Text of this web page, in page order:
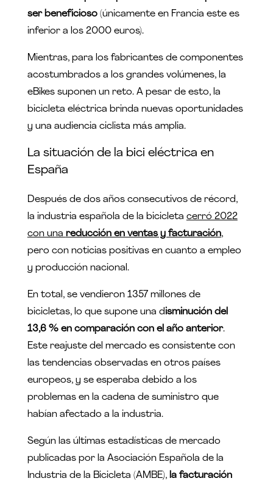
ser beneficioso(únicamente en Francia este es
inferior a los 2000 euros).
Mientras, para los fabricantes de componentes
acostumbrados a los grandes volúmenes, la
eBikes suponen un reto. A pesar de esto, la
bicicleta eléctrica brinda nuevas oportunidades
y una audiencia ciclista más amplia.
La situación de la bici eléctrica en
España
Después de dos años consecutivos de récord,
la industria española de la bicicleta cerró 2022
con una reducción en ventas y facturación,
pero con noticias positivas en cuanto a empleo
y producción nacional.
En total, se vendieron 1357 millones de
bicicletas, lo que supone una disminución del
13,6 % en comparación con el año anterior.
Este reajuste del mercado es consistente con
las tendencias observadas en otros países
europeos, y se esperaba debido a los
problemas en la cadena de suministro que
habían afectado a la industria.
Según las últimas estadísticas de mercado
publicadas por la Asociación Española de la
Industria de la Bicicleta (AMBE), la facturación